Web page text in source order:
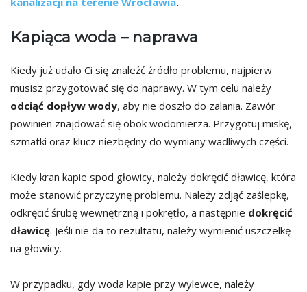
Kapiąca woda – naprawa
Kiedy już udało Ci się znaleźć źródło problemu, najpierw
musisz przygotować się do naprawy. W tym celu należy
odciąć dopływ wody, aby nie doszło do zalania. Zawór
powinien znajdować się obok wodomierza. Przygotuj miskę,
szmatki oraz klucz niezbędny do wymiany wadliwych części.
Kiedy kran kapie spod głowicy, należy dokręcić dławicę, która
może stanowić przyczynę problemu. Należy zdjąć zaślepkę,
odkręcić śrubę wewnętrzną i pokrętło, a następnie dokręcić
dławicę. Jeśli nie da to rezultatu, należy wymienić uszczelkę
na głowicy.
W przypadku, gdy woda kapie przy wylewce, należy